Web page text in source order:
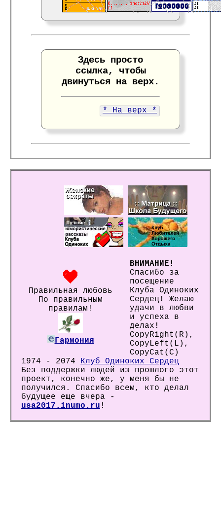
Здесь просто
ссылка, чтобы
двинуться на верх.
* На верх *
Правильная любовь
По правильным
правилам!
Гармония
ВНИМАНИЕ!
Спасибо за
посещение
Клуба Одиноких
Сердец! Желаю
удачи в любви
и успеха в
делах!
CopyRight(R),
CopyLeft(L),
CopyCat(C)
1974 - 2074 Клуб Одиноких Сердец
Без поддержки людей из прошлого этот
проект, конечно же, у меня бы не
получился. Спасибо всем, кто делал
будущее еще вчера -
usa2017.inumo.ru !